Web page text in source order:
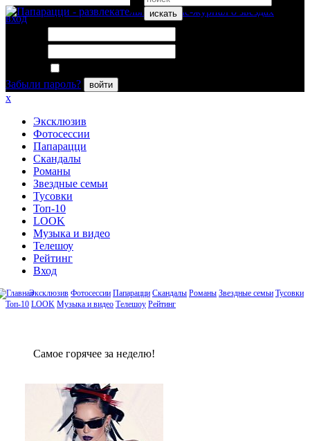
искать
вход
Забыли пароль?
войти
x
Эксклюзив
Фотосессии
Папарацци
Скандалы
Романы
Звездные семьи
Тусовки
Топ-10
LOOK
Музыка и видео
Телешоу
Рейтинг
Вход
Эксклюзив Фотосессии Папарацци Скандалы Романы Звездные семьи Тусовки
Топ-10 LOOK Музыка и видео Телешоу Рейтинг
Сaмое гoрячее за неделю!